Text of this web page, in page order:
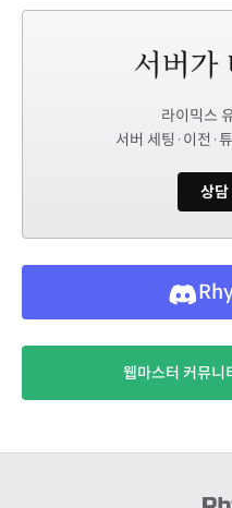
라이믹스
서버 세팅·이전·
상담
웹마스터 커뮤니